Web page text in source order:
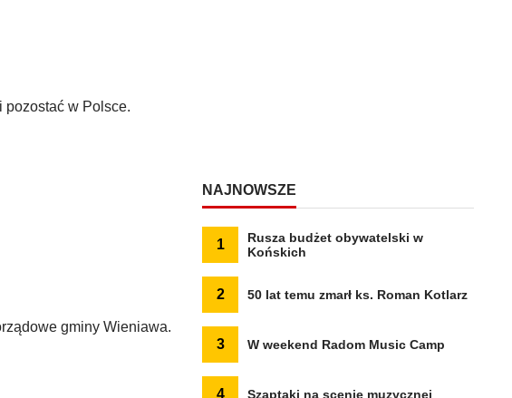
pozostać w Polsce.
gminy Wieniawa.
NAJNOWSZE
1
Rusza budżet obywatelski w
Końskich
2 50 lat temu zmarł ks. Roman Kotlarz
3 W weekend Radom Music Camp
4 Szaptaki na scenie muzycznej